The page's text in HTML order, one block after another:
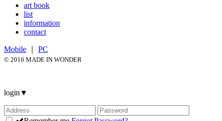
art book
list
information
contact
Mobile PC
© 2016 MADE IN WONDER
login ▼